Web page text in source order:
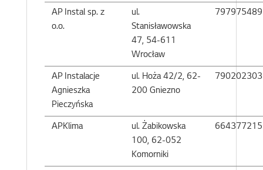
AP Instal sp. z
o.o.
ul.
Stanisławowska
47, 54-611
Wrocław
797975489
AP Instalacje
Agnieszka
Pieczyńska
ul. Hoża 42/2, 62-
200 Gniezno
790202303
APKlima
ul. Żabikowska
100, 62-052
Komorniki
664377215